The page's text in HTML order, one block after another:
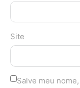
Site
Salve meu